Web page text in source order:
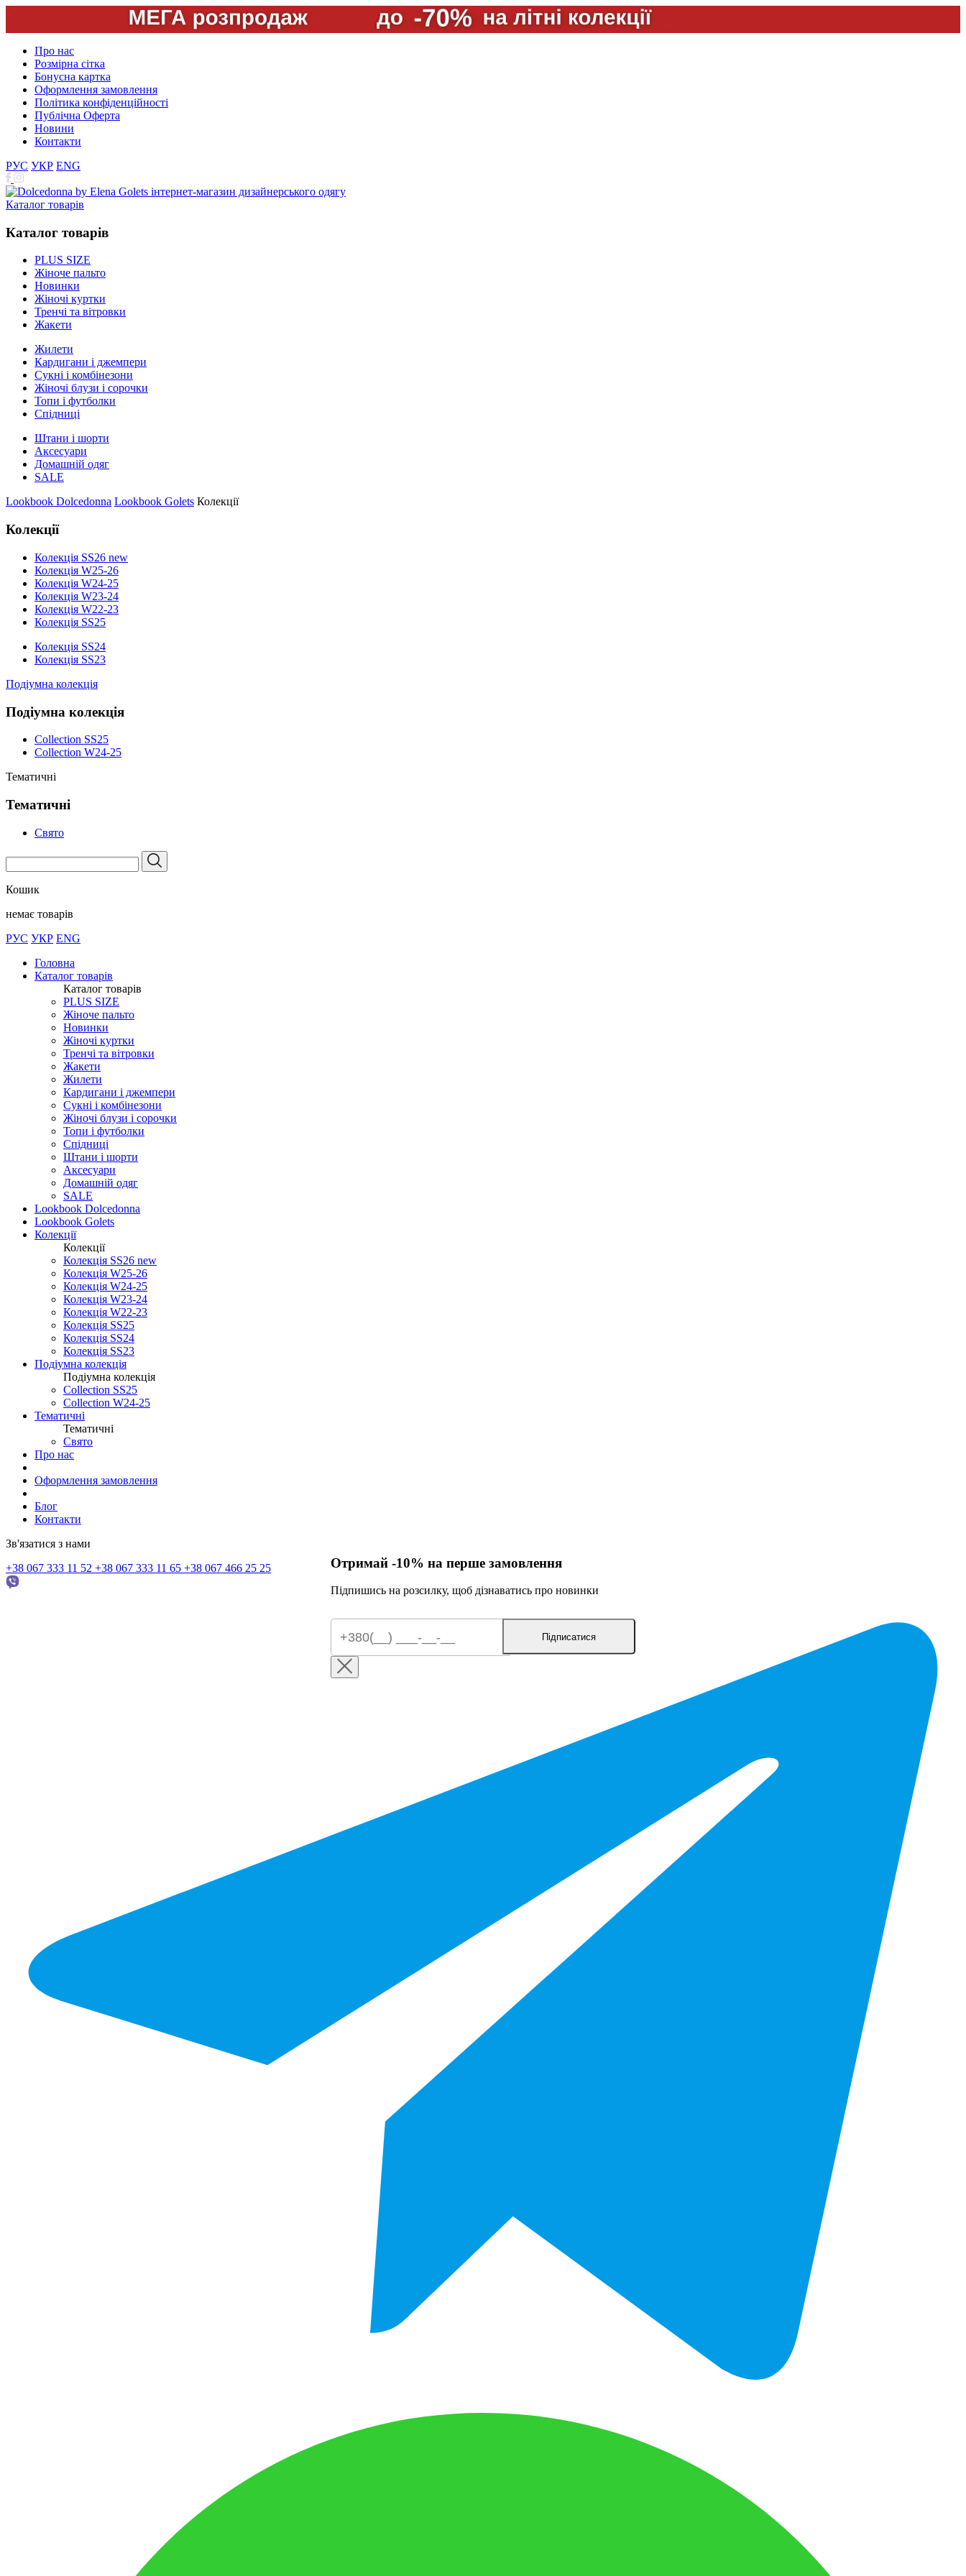
Про нас
Розмірна сітка
Бонусна картка
Оформлення замовлення
Політика конфіденційності
Публічна Оферта
Новини
Контакти
РУС УКР ENG
Каталог товарів
Каталог товарів
PLUS SIZE
Жіноче пальто
Новинки
Жіночі куртки
Тренчі та вітровки
Жакети
Жилети
Кардигани і джемпери
Сукні і комбінезони
Жіночі блузи і сорочки
Топи і футболки
Спідниці
Штани і шорти
Аксесуари
Домашній одяг
SALE
Lookbook Dolcedonna Lookbook Golets Колекції
Колекції
Колекція SS26 new
Колекція W25-26
Колекція W24-25
Колекція W23-24
Колекція W22-23
Колекція SS25
Колекція SS24
Колекція SS23
Подіумна колекція
Подіумна колекція
Collection SS25
Collection W24-25
Тематичні
Тематичні
Свято
Кошик
немає товарів
РУС УКР ENG
Головна
Каталог товарів
Каталог товарів
PLUS SIZE
Жіноче пальто
Новинки
Жіночі куртки
Тренчі та вітровки
Жакети
Жилети
Кардигани і джемпери
Сукні і комбінезони
Жіночі блузи і сорочки
Топи і футболки
Спідниці
Штани і шорти
Аксесуари
Домашній одяг
SALE
Lookbook Dolcedonna
Lookbook Golets
Колекції
Колекції
Колекція SS26 new
Колекція W25-26
Колекція W24-25
Колекція W23-24
Колекція W22-23
Колекція SS25
Колекція SS24
Колекція SS23
Подіумна колекція
Подіумна колекція
Collection SS25
Collection W24-25
Тематичні
Тематичні
Свято
Про нас
Оформлення замовлення
Блог
Контакти
Зв'язатися з нами
+38 067 333 11 52 +38 067 333 11 65 +38 067 466 25 25 Отримай -10% на перше замовлення
Підпишись на розсилку, щоб дізнаватись про новинки
Підписатися